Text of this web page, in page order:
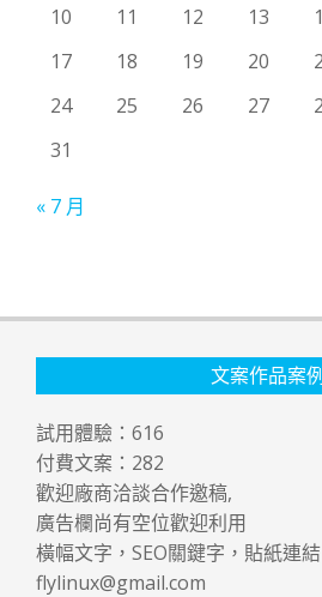
10
11 12 13
17
18 19 20
24
25 26 27
31
« 7 月
文案作品案
試用體驗： 616
付費文案： 282
歡迎廠商洽談合作邀稿,
廣告欄尚有空位歡迎利用
橫幅文字，SEO關鍵字，貼紙連結
flylinux@gmail.com